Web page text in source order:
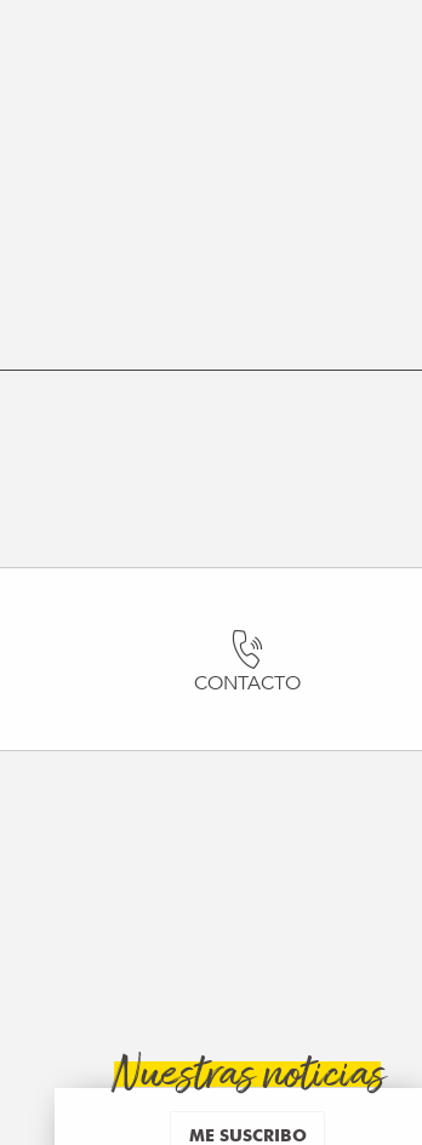
CONTACTO
Nuestras noticias
ME SUSCRIBO